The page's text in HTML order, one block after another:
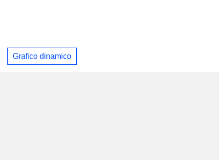
Grafico dinamico